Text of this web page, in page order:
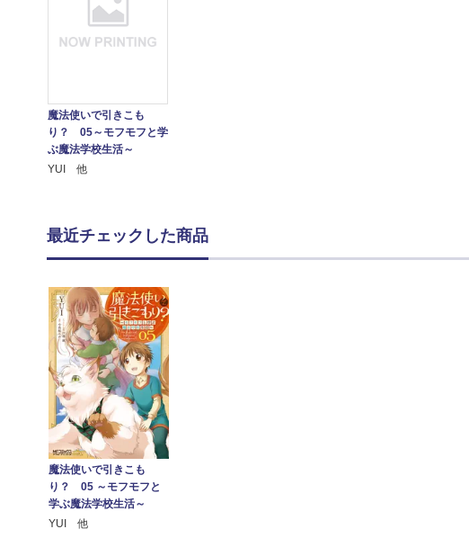
魔法使いで引きこも
り？ 05～モフモフと学
ぶ魔法学校生活～
YUI 他
最近チェックした商品
魔法使いで引きこも
り？ 05 ～モフモフと
学ぶ魔法学校生活～
YUI 他